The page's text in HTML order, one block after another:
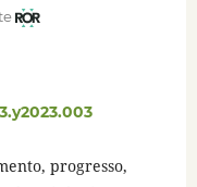
progresso,